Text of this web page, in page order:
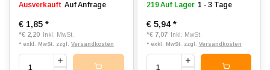
Ausverkauft Auf Anfrage
€ 1,85 *
*€ 2,20 Inkl. MwSt.
* exkl. MwSt. zzgl. Versandkosten
219 Auf Lager 1 - 3 Tage
€ 5,94 *
*€ 7,07 Inkl. MwSt.
* exkl. MwSt. zzgl. Versandkosten